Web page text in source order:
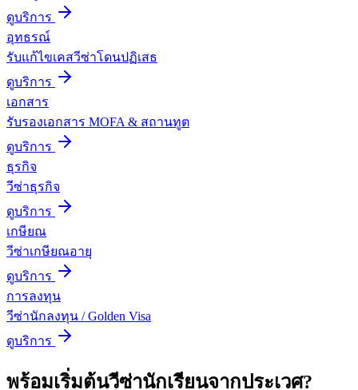
ดูบริการ
อุทธรณ์
รับแก้ไขเคสวีซ่าโดนปฏิเสธ
ดูบริการ
เอกสาร
รับรองเอกสาร MOFA & สถานทูต
ดูบริการ
ธุรกิจ
วีซ่าธุรกิจ
ดูบริการ
เกษียณ
วีซ่าเกษียณอายุ
ดูบริการ
การลงทุน
วีซ่านักลงทุน / Golden Visa
ดูบริการ
พร้อมเริ่มต้นวีซ่านักเรียนจากประเวศ?